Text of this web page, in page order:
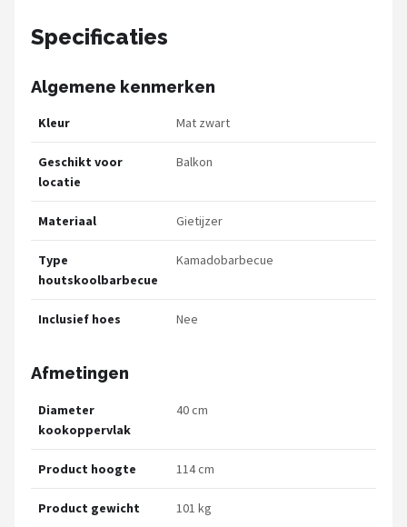
Specificaties
Algemene kenmerken
Kleur Mat zwart
Geschikt voor
locatie
Balkon
Materiaal Gietijzer
Type
houtskoolbarbecue
Kamadobarbecue
Inclusief hoes Nee
Afmetingen
Diameter
kookoppervlak
40 cm
Product hoogte 114 cm
Product gewicht 101 kg